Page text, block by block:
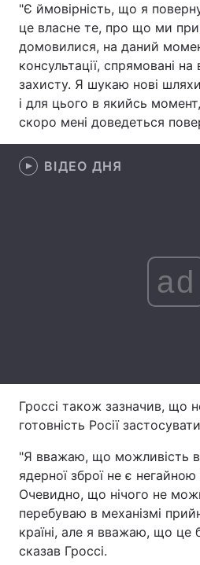
Зброя
Здоров'я
Цікавинки
Екологія
Лонгріди
Тема оформлення
"Є ймовірність, що я
це власне те, про що ми
домовилися, на даний
консультації, спрямовані
захисту. Я шукаю нові
і для цього в якийсь
скоро мені доведеться
ВІДЕО ДНЯ
ad
Гроссі також зазначив, що
готовність Росії
"Я вважаю, що можливість
ядерної зброї не є
Очевидно, що нічого не
перебуваю в механізмі
країні, але я вважаю, що це
сказав Гроссі.